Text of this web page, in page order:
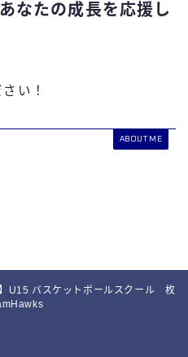
なたの成長を応援し
い！
ABOUT ME
U15 バスケットボールスクール 枚